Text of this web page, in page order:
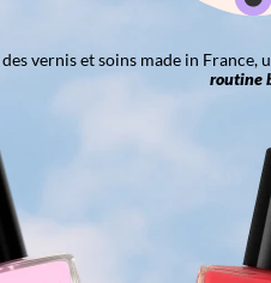
vernis et soins made in France,
routine